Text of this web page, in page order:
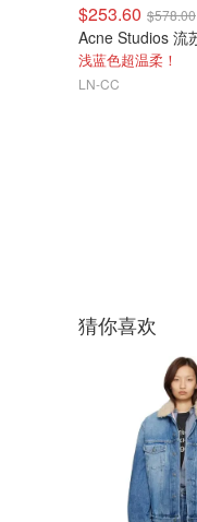
$253.60 $578.00
浅蓝色超温柔！
LN-CC
猜你喜欢